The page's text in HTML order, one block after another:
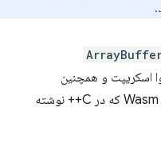
اسکریپت و همچنین
برنامه های Wasm که در C++ نوشته